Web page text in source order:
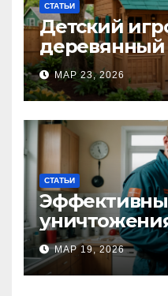
СТАТЬИ
Детский
волшебное
для самых
Kastum
МАР 23, 2026
СТАТЬИ
тараканов в
к
МАР 19, 2026